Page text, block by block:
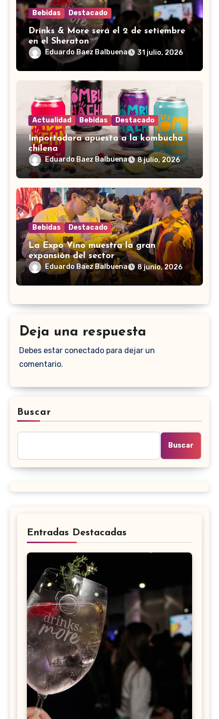
Bebidas Destacado
Drinks & More será el 2 de setiembre
en el Sheraton
Eduardo Baez Balbuena 31 julio, 2026
Actualidad Bebidas Destacado
Importadora apuesta a la kombucha
chilena
Eduardo Baez Balbuena 8 julio, 2026
Bebidas Destacado
La Expo Vino muestra la gran
expansión del sector
Eduardo Baez Balbuena 8 junio, 2026
Deja una respuesta
Debes estar conectado para dejar un
comentario.
Buscar
Buscar
Entradas Destacadas